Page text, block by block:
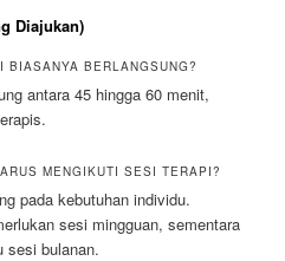
Diajukan)
BERLANGSUNG?
antara 45 hingga 60 menit,
MENGIKUTI SESI TERAPI?
pada kebutuhan individu.
sesi mingguan, sementara
sesi bulanan.